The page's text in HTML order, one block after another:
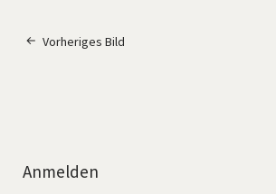
Vorheriges Bild
Anmelden